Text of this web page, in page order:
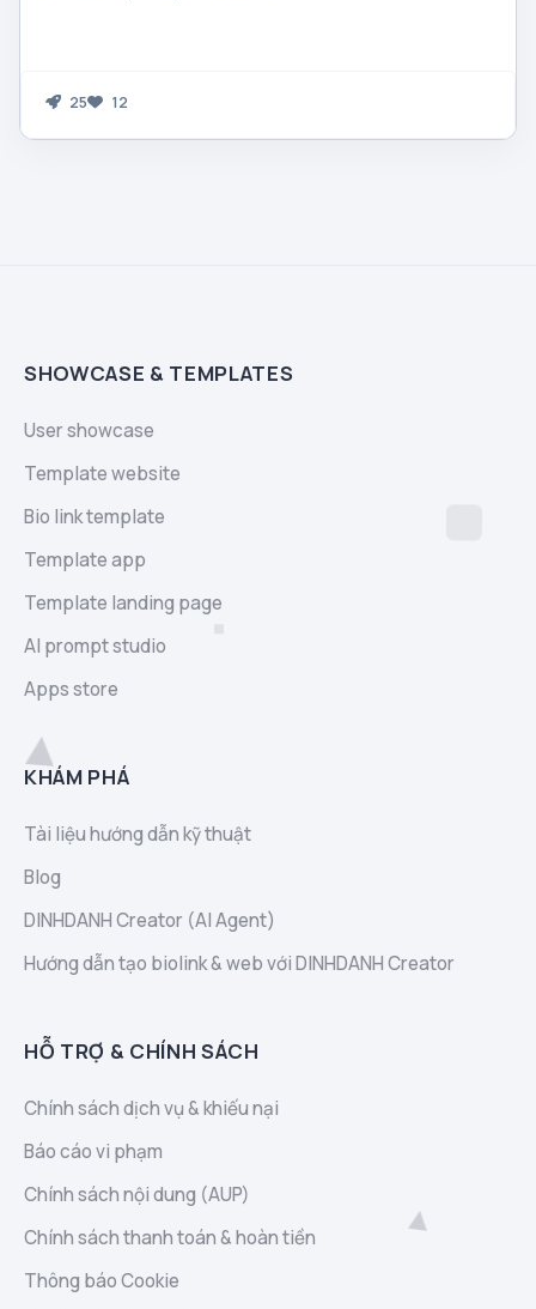
25 12
SHOWCASE & TEMPLATES
User showcase
Template website
Bio link template
Template app
Template landing page
AI prompt studio
Apps store
KHÁM PHÁ
Tài liệu hướng dẫn kỹ thuật
Blog
DINHDANH Creator (AI Agent)
Hướng dẫn tạo biolink & web với DINHDANH Creator
HỖ TRỢ & CHÍNH SÁCH
Chính sách dịch vụ & khiếu nại
Báo cáo vi phạm
Chính sách nội dung (AUP)
Chính sách thanh toán & hoàn tiền
Thông báo Cookie